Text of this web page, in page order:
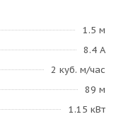
1.5 м
8.4 А
2 куб. м/час
89 м
1.15 кВт